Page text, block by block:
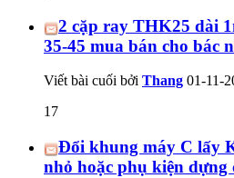
2 cặp ray THK25 dài
35-45 mua bán cho bác
Viết bài cuối bởi Thang 01-11-
17
Đổi khung máy C lấy
nhỏ hoặc phụ kiện dựng